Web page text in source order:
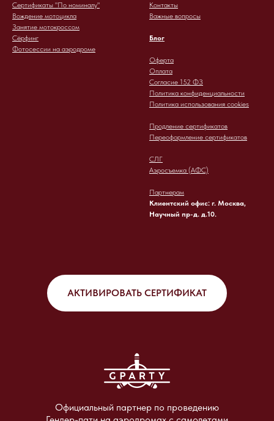
Сертификаты "По номиналу"
Вождение мотоцикла
Занятие мотокроссом
Сёрфинг
Фотосессии на аэродроме
Контакты
Важные вопросы
Блог
Оферта
Оплата
Согласие 152 ФЗ
Политика конфиденциальности
Политика использования cookies
Продление сертификатов
Переоформление сертификатов
СЛГ
Аэросъемка (АФС)
Партнерам
Клиентский офис: г. Москва,
Научный пр-д. д.10.
АКТИВИРОВАТЬ СЕРТИФИКАТ
Официальный партнер по проведению